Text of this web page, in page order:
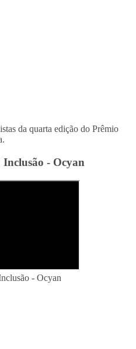
da quarta edição do Prêmio
- Ocyan
- Ocyan